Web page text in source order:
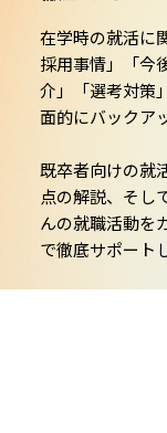
在学時の就活に
採用事情」「今
介」「選考対策
面的にバックア
既卒者向けの就
点の解説、そし
んの就職活動を
で徹底サポート